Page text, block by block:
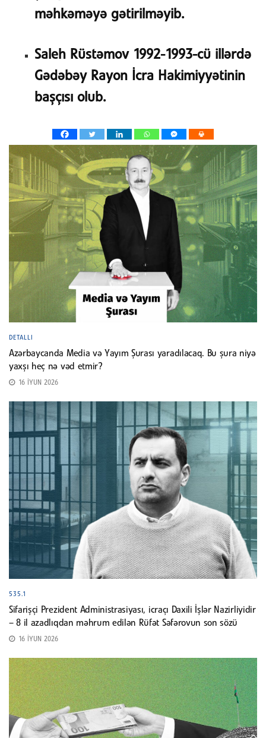
məhkəməyə gətirilməyib.
Saleh Rüstəmov 1992-1993-cü illərdə
Gədəbəy Rayon İcra Hakimiyyətinin
başçısı olub.
DETALLI
Azərbaycanda Media və Yayım Şurası yaradılacaq. Bu şura niyə
yaxşı heç nə vəd etmir?
16 İYUN 2026
535.1
Sifarişçi Prezident Administrasiyası, icraçı Daxili İşlər Nazirliyidir
– 8 il azadlıqdan məhrum edilən Rüfət Səfərovun son sözü
16 İYUN 2026